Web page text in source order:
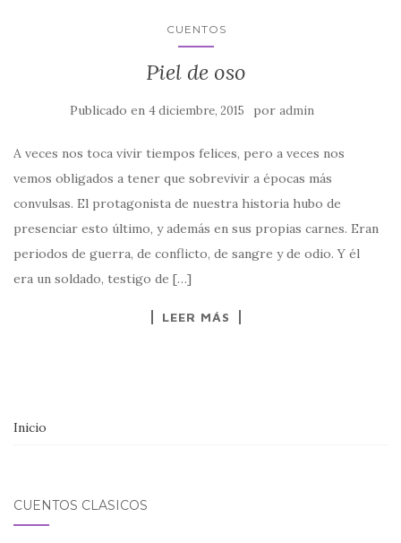
CUENTOS
Piel de oso
Publicado en 4 diciembre, 2015 por admin
A veces nos toca vivir tiempos felices, pero a veces nos
vemos obligados a tener que sobrevivir a épocas más
convulsas. El protagonista de nuestra historia hubo de
presenciar esto último, y además en sus propias carnes. Eran
periodos de guerra, de conflicto, de sangre y de odio. Y él
era un soldado, testigo de […]
LEER MÁS
Inicio
CUENTOS CLÁSICOS